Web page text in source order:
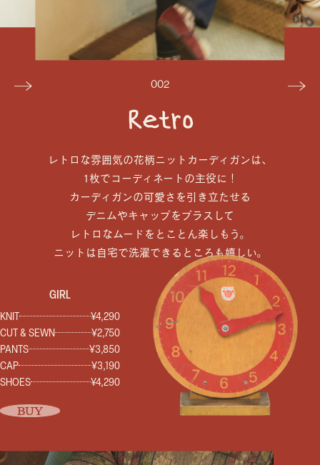
002
Retro
レトロな雰囲気の花柄ニットカーディガンは、
1枚でコーディネートの主役に！
カーディガンの可愛さを引き立たせる
デニムやキャップをプラスして
レトロなムードをとことん楽しもう。
ニットは自宅で洗濯できるところも嬉しい。
GIRL
KNIT
¥4,290
CUT & SEWN
¥2,750
PANTS
¥3,850
CAP
¥3,190
SHOES
¥4,290
BUY